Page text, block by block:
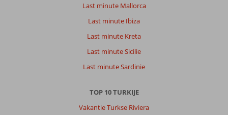
Last minute Mallorca
Last minute Ibiza
Last minute Kreta
Last minute Sicilie
Last minute Sardinie
TOP 10 TURKIJE
Vakantie Turkse Riviera